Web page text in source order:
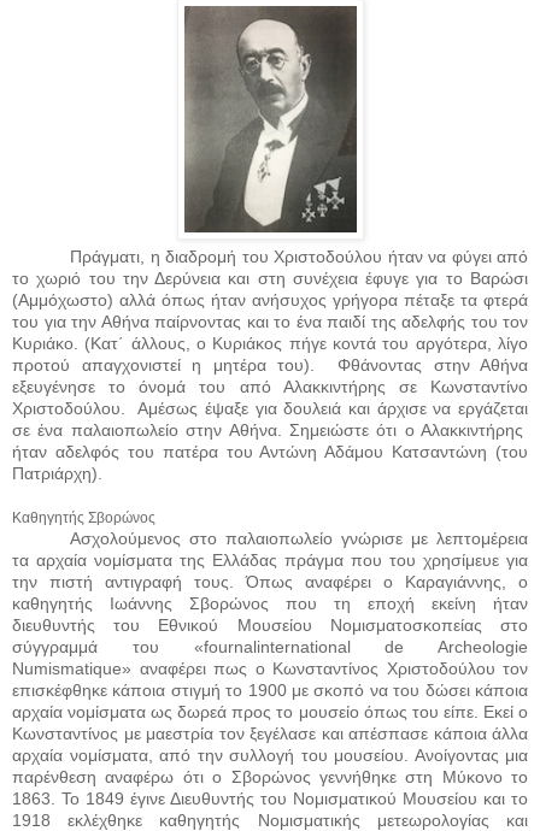
Πράγματι, η διαδρομή του Χριστοδούλου ήταν να φύγει από
το χωριό του την Δερύνεια και στη συνέχεια έφυγε για το Βαρώσι
(Αμμόχωστο) αλλά όπως ήταν ανήσυχος γρήγορα πέταξε τα φτερά
του για την Αθήνα παίρνοντας και το ένα παιδί της αδελφής του τον
Κυριάκο. (Κατ΄ άλλους, ο Κυριάκος πήγε κοντά του αργότερα, λίγο
προτού απαγχονιστεί η μητέρα του).
Φθάνοντας στην Αθήνα
εξευγένησε το όνομά του από Αλακκιντήρης σε Κωνσταντίνο
Χριστοδούλου.
Αμέσως έψαξε για δουλειά και άρχισε να εργάζεται
σε ένα παλαιοπωλείο στην Αθήνα. Σημειώστε ότι ο Αλακκιντήρης
ήταν αδελφός του πατέρα του Αντώνη Αδάμου Κατσαντώνη (του
Πατριάρχη).
Καθηγητής Σβορώνος
Ασχολούμενος στο παλαιοπωλείο γνώρισε με λεπτομέρεια
τα αρχαία νομίσματα της Ελλάδας πράγμα που του χρησίμευε για
την πιστή αντιγραφή τους. Όπως αναφέρει ο Καραγιάννης, ο
καθηγητής Ιωάννης Σβορώνος που τη εποχή εκείνη ήταν
διευθυντής του Εθνικού Μουσείου Νομισματοσκοπείας στο
σύγγραμμά του «fournalinternational de
Archeologie
Numismatique» αναφέρει πως ο Κωνσταντίνος Χριστοδούλου τον
επισκέφθηκε κάποια στιγμή το 1900 με σκοπό να του δώσει κάποια
αρχαία νομίσματα ως δωρεά προς το μουσείο όπως του είπε. Εκεί ο
Κωνσταντίνος με μαεστρία τον ξεγέλασε και απέσπασε κάποια άλλα
αρχαία νομίσματα, από την συλλογή του μουσείου. Ανοίγοντας μια
παρένθεση αναφέρω ότι ο Σβορώνος γεννήθηκε στη Μύκονο το
1863. Το 1849 έγινε Διευθυντής του Νομισματικού Μουσείου και το
1918 εκλέχθηκε καθηγητής Νομισματικής μετεωρολογίας και